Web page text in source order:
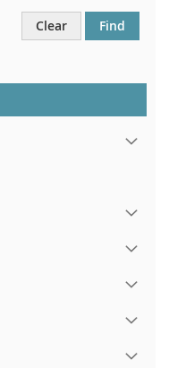
Clear Find